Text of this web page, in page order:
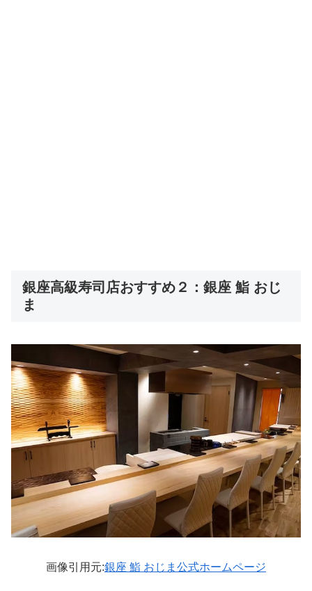
銀座高級寿司店おすすめ２：銀座 鮨 おじ
ま
画像引用元:銀座 鮨 おじま公式ホームページ